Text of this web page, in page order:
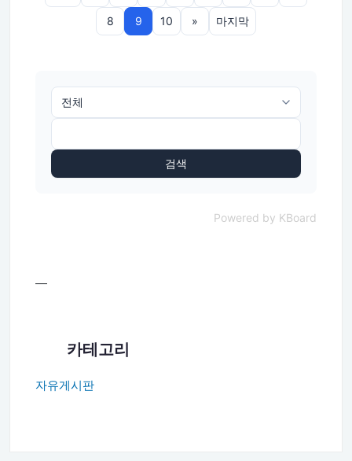
8 9 10 » 마지막
검색
Powered by KBoard
—
카테고리
자유게시판